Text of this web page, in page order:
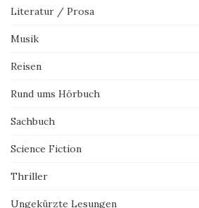
Literatur / Prosa
Musik
Reisen
Rund ums Hörbuch
Sachbuch
Science Fiction
Thriller
Ungekürzte Lesungen